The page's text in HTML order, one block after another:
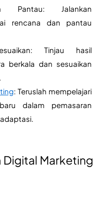
Pantau: Jalankan
rencana dan pantau
Tinjau hasil
berkala dan sesuaikan
: Teruslah mempelajari
dalam pemasaran
Digital Marketing